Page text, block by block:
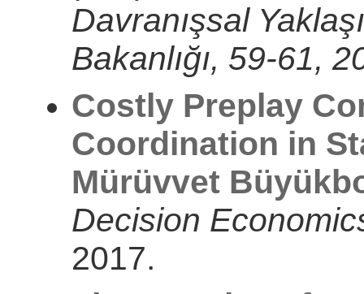
Davranışsal
Bakanlığı, 59-61,
Costly Preplay
Coordination in
Mürüvvet
Decision
2017.